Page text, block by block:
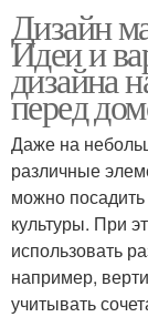
Дизайн
Идеи и
дизайна
перед
Даже на
различные
можно
культуры. При
использовать
например,
учитывать